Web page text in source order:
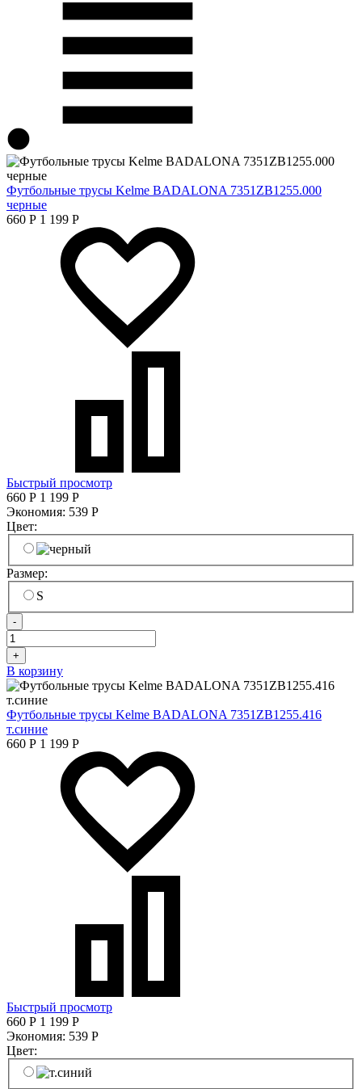
Футбольные трусы Kelme BADALONA 7351ZB1255.000
черные
660 Р 1 199 Р
Быстрый просмотр
660 Р 1 199 Р
Экономия: 539 Р
Цвет:
Размер:
S
-
+
В корзину
Футбольные трусы Kelme BADALONA 7351ZB1255.416
т.синие
660 Р 1 199 Р
Быстрый просмотр
660 Р 1 199 Р
Экономия: 539 Р
Цвет: